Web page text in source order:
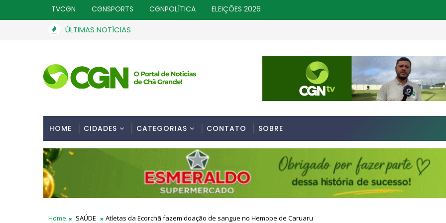
TVCGN CGNSPORTS CGNPOLÍTICA ELEIÇÕES 2026
ÚLTIMAS NOTÍCIAS
HOME CIDADES CATEGORIAS CONTATO SOBRE
Home SAÚDE Atletas da Ecorchã fazem doação de sangue no Hemope de Caruaru